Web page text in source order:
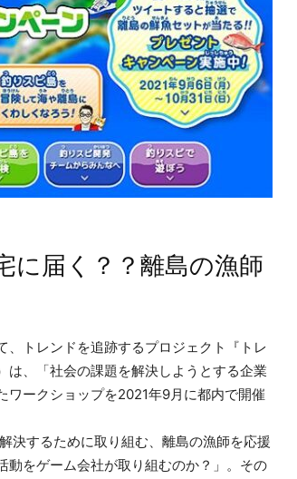
に届く？？離島の漁師
トレンドを追跡するプロジェクト『トレ
は、「社会の課題を解決しようとする企業
ワークショップを2021年9月に都内で開催
決するために取り組む、離島の漁師を応援
動をゲーム会社が取り組むのか？」。その